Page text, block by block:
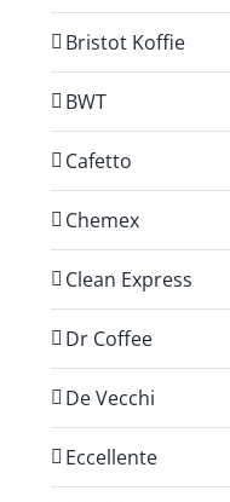
Bristot Koffie
BWT
Cafetto
Chemex
Clean Express
Dr Coffee
De Vecchi
Eccellente